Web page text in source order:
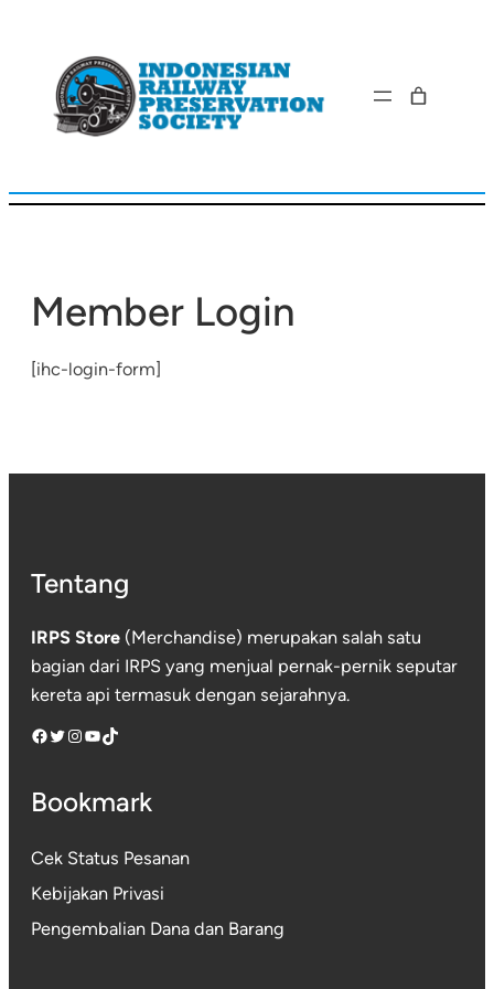
konten
Member Login
[ihc-login-form]
Tentang
IRPS Store (Merchandise) merupakan salah satu
bagian dari IRPS yang menjual pernak-pernik seputar
kereta api termasuk dengan sejarahnya.
Facebook Twitter InstagramYouTube TikTok
Bookmark
Cek Status Pesanan
Kebijakan Privasi
Pengembalian Dana dan Barang